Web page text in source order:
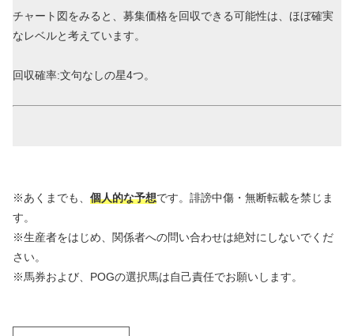
チャート図をみると、募集価格を回収できる可能性は、ほぼ確実
なレベルと考えています。
回収確率:文句なしの星4つ。
※あくまでも、 個人的な予想です。誹謗中傷・無断転載を禁じま
す。
※生産者をはじめ、関係者への問い合わせは絶対にしないでくだ
さい。
※馬券および、POGの選択馬は自己責任でお願いします。